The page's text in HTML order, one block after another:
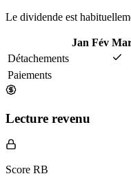
Le dividende est
Jan Fév
Détachements
Paiements
Lecture revenu
Score RB